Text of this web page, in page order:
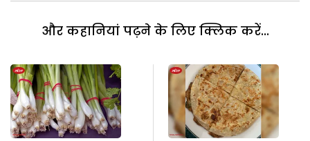
और कहानियां पढ़ने के लिए क्लिक करें...